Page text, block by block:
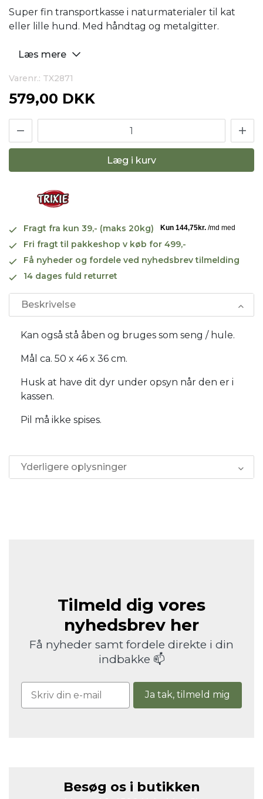
Super fin transportkasse i naturmaterialer til kat
eller lille hund. Med håndtag og metalgitter.
Læs mere
Varenr.: TX2871
579,00 DKK
Læg i kurv
Fragt fra kun 39,- (maks 20kg)
Fri fragt til pakkeshop v køb for 499,-
Få nyheder og fordele ved nyhedsbrev tilmelding
14 dages fuld returret
Beskrivelse
Kan også stå åben og bruges som seng / hule.
Mål ca. 50 x 46 x 36 cm.
Husk at have dit dyr under opsyn når den er i
kassen.
Pil må ikke spises.
Yderligere oplysninger
Tilmeld dig vores
nyhedsbrev her
Få nyheder samt fordele direkte i din
indbakke 📫
Ja tak, tilmeld mig
Besøg os i butikken